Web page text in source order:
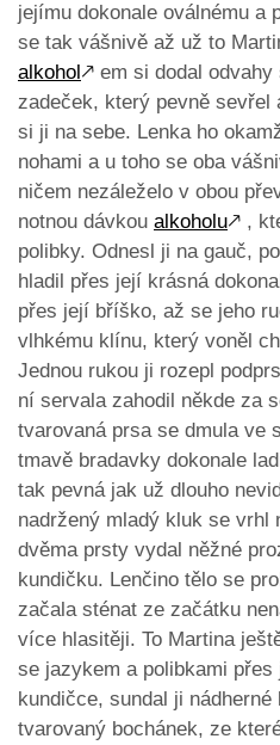
jejímu dokonale oválnému a
se tak vášnivě až už to
alkohol 🡕 em si dodal
zadeček, který pevně sevřel
si ji na sebe. Lenka ho
nohami a u toho se oba
ničem nezáleželo v obou
notnou dávkou alkoholu🡕 ,
polibky. Odnesl ji na gauč,
hladil přes její krásná
přes její bříško, až se jeho
vlhkému klínu, který voněl
Jednou rukou ji rozepl
ní servala zahodil někde za
tvarovaná prsa se dmula ve
tmavě bradavky dokonale
tak pevná jak už dlouho
nadržený mladý kluk se vrhl
dvěma prsty vydal něžné
kundičku. Lenčino tělo se
začala sténat ze začátku
více hlasitěji. To Martina
se jazykem a polibkami
kundičce, sundal ji
tvarovaný bochánek, ze